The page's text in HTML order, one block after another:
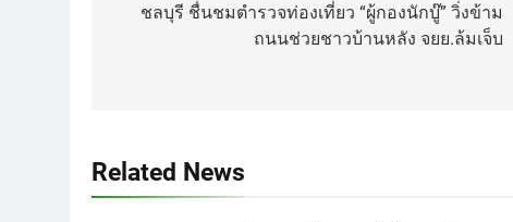
navigation
ชลบุรี ชื่นชมตำรวจท่องเที่ยว “ผู้กองนักบู๊” วิ่งข้าม
ถนนช่วยชาวบ้านหลัง จยย.ล้มเจ็บ
Related News